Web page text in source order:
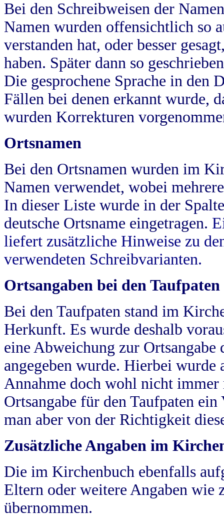
Bei den Schreibweisen der
Namen wurden offensichtlich so
verstanden hat, oder besser
haben. Später dann so
Die gesprochene Sprache in
Fällen bei denen erkannt wurde,
wurden Korrekturen
Ortsnamen
Bei den Ortsnamen wurden im
Namen verwendet, wobei
In dieser Liste wurde in der
deutsche Ortsname eingetragen.
liefert zusätzliche Hinweise zu
verwendeten Schreibvarianten.
Ortsangaben bei den Taufpaten
Bei den Taufpaten stand im
Herkunft. Es wurde deshalb
eine Abweichung zur
angegeben wurde. Hierbei wurde
Annahme doch wohl nicht
Ortsangabe für den Taufpaten
man aber von der Richtigkeit
Zusätzliche Angaben im
Die im Kirchenbuch ebenfalls
Eltern oder weitere Angaben wie
übernommen.